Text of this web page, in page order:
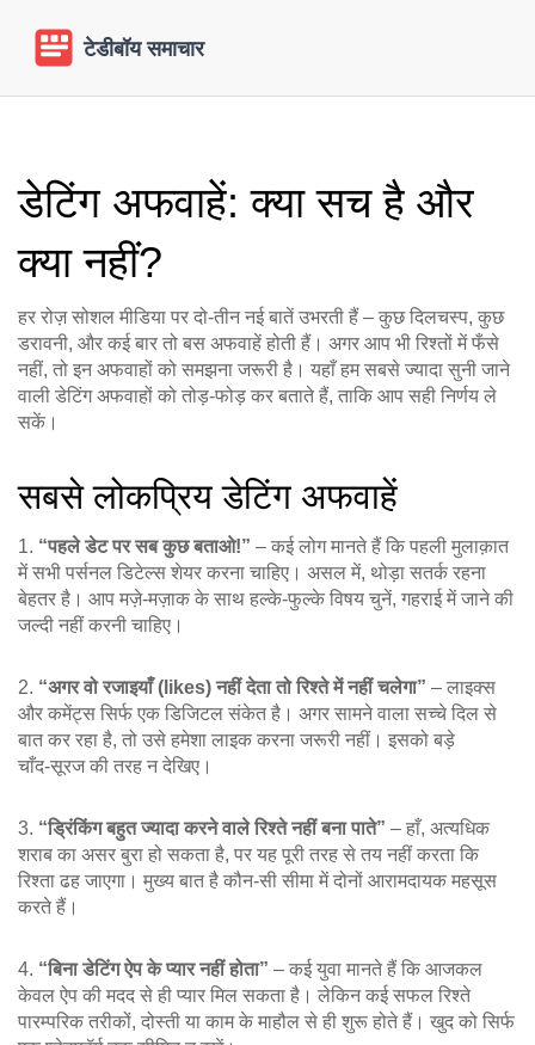
डेटिंग अफवाहें: क्या सच है और
क्या नहीं?
हर रोज़ सोशल मीडिया पर दो-तीन नई बातें उभरती हैं – कुछ दिलचस्प, कुछ
डरावनी, और कई बार तो बस अफवाहें होती हैं। अगर आप भी रिश्तों में फँसे
नहीं, तो इन अफवाहों को समझना जरूरी है। यहाँ हम सबसे ज्यादा सुनी जाने
वाली डेटिंग अफवाहों को तोड़‑फोड़ कर बताते हैं, ताकि आप सही निर्णय ले
सकें।
सबसे लोकप्रिय डेटिंग अफवाहें
1. “पहले डेट पर सब कुछ बताओ!” – कई लोग मानते हैं कि पहली मुलाक़ात
में सभी पर्सनल डिटेल्स शेयर करना चाहिए। असल में, थोड़ा सतर्क रहना
बेहतर है। आप मज़े‑मज़ाक के साथ हल्के‑फुल्के विषय चुनें, गहराई में जाने की
जल्दी नहीं करनी चाहिए।
2. “अगर वो रजाइयाँ (likes) नहीं देता तो रिश्ते में नहीं चलेगा” – लाइक्स
और कमेंट्स सिर्फ एक डिजिटल संकेत है। अगर सामने वाला सच्चे दिल से
बात कर रहा है, तो उसे हमेशा लाइक करना जरूरी नहीं। इसको बड़े
चाँद‑सूरज की तरह न देखिए।
3. “ड्रिंकिंग बहुत ज्यादा करने वाले रिश्ते नहीं बना पाते” – हाँ, अत्यधिक
शराब का असर बुरा हो सकता है, पर यह पूरी तरह से तय नहीं करता कि
रिश्ता ढह जाएगा। मुख्य बात है कौन‑सी सीमा में दोनों आरामदायक महसूस
करते हैं।
4. “बिना डेटिंग ऐप के प्यार नहीं होता” – कई युवा मानते हैं कि आजकल
केवल ऐप की मदद से ही प्यार मिल सकता है। लेकिन कई सफल रिश्ते
पारम्परिक तरीकों, दोस्ती या काम के माहौल से ही शुरू होते हैं। खुद को सिर्फ